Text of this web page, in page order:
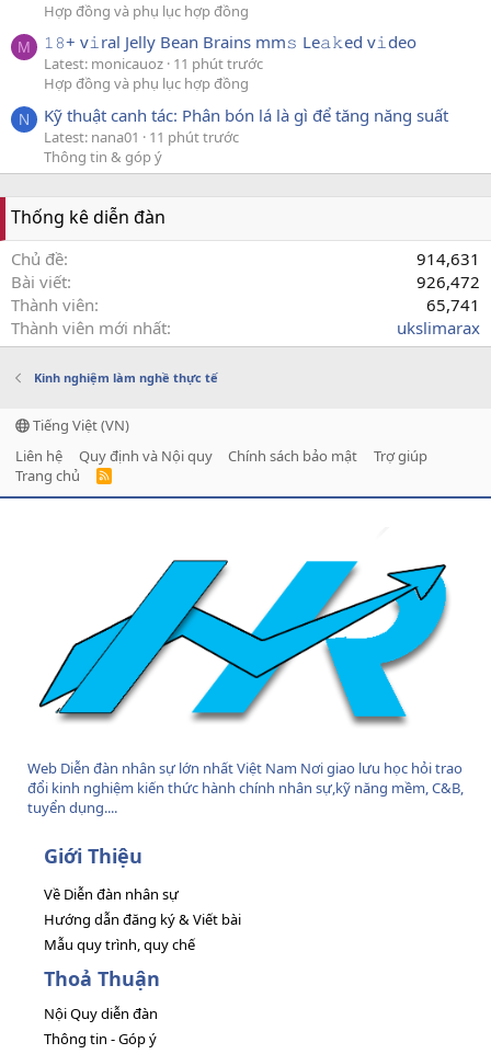
Hợp đồng và phụ lục hợp đồng
M 𝟷𝟾+ v𝚒ral Jelly Bean Brains mm𝚜 Le𝚊𝚔ed v𝚒deo
Latest: monicauoz 11 phút trước
Hợp đồng và phụ lục hợp đồng
N Kỹ thuật canh tác: Phân bón lá là gì để tăng năng suất
Latest: nana01
11 phút trước
Thông tin & góp ý
Thống kê diễn đàn
Chủ đề
914,631
Bài viết
926,472
Thành viên
65,741
Thành viên mới nhất
ukslimarax
Kinh nghiệm làm nghề thực tế
Tiếng Việt (VN)
Liên hệ
Quy định và Nội quy Chính sách bảo mật
Trợ giúp
Trang chủ
R
Web Diễn đàn nhân sự lớn nhất Việt Nam Nơi giao lưu học hỏi trao
đổi kinh nghiệm kiến thức hành chính nhân sự,kỹ năng mềm, C&B,
tuyển dụng....
Giới Thiệu
Về Diễn đàn nhân sự
Hướng dẫn đăng ký & Viết bài
Mẫu quy trình, quy chế
Thoả Thuận
Nội Quy diễn đàn
Thông tin - Góp ý